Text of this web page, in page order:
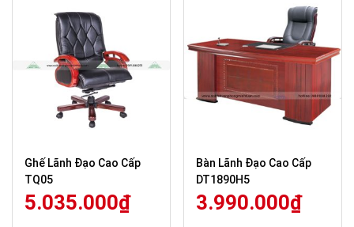
Ghế Lãnh Đạo Cao Cấp
TQ05
5.035.000₫
Bàn Lãnh Đạo Cao Cấp
DT1890H5
3.990.000₫